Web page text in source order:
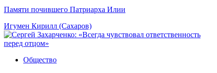
Памяти почившего Патриарха Илии
Игумен Кирилл (Сахаров)
Общество